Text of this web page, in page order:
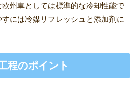
州車としては標準的な冷却性能で
には冷媒リフレッシュと添加剤に
程のポイント